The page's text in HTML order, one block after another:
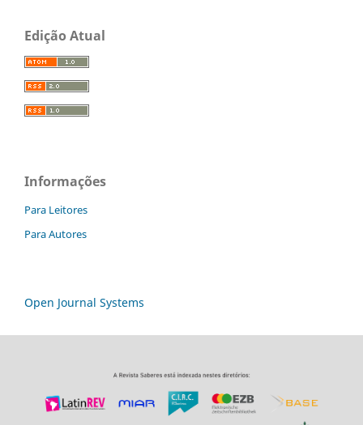
Edição Atual
Informações
Para Leitores
Para Autores
Open Journal Systems